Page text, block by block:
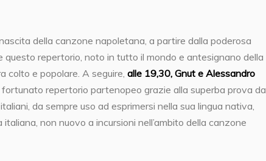
della canzone napoletana, a partire dalla poderosa
repertorio, noto in tutto il mondo e antesignano della
colto e popolare. A seguire, alle 19,30, Gnut e Alessandro
repertorio partenopeo grazie alla superba prova da
da sempre uso ad esprimersi nella sua lingua nativa,
non nuovo a incursioni nell’ambito della canzone